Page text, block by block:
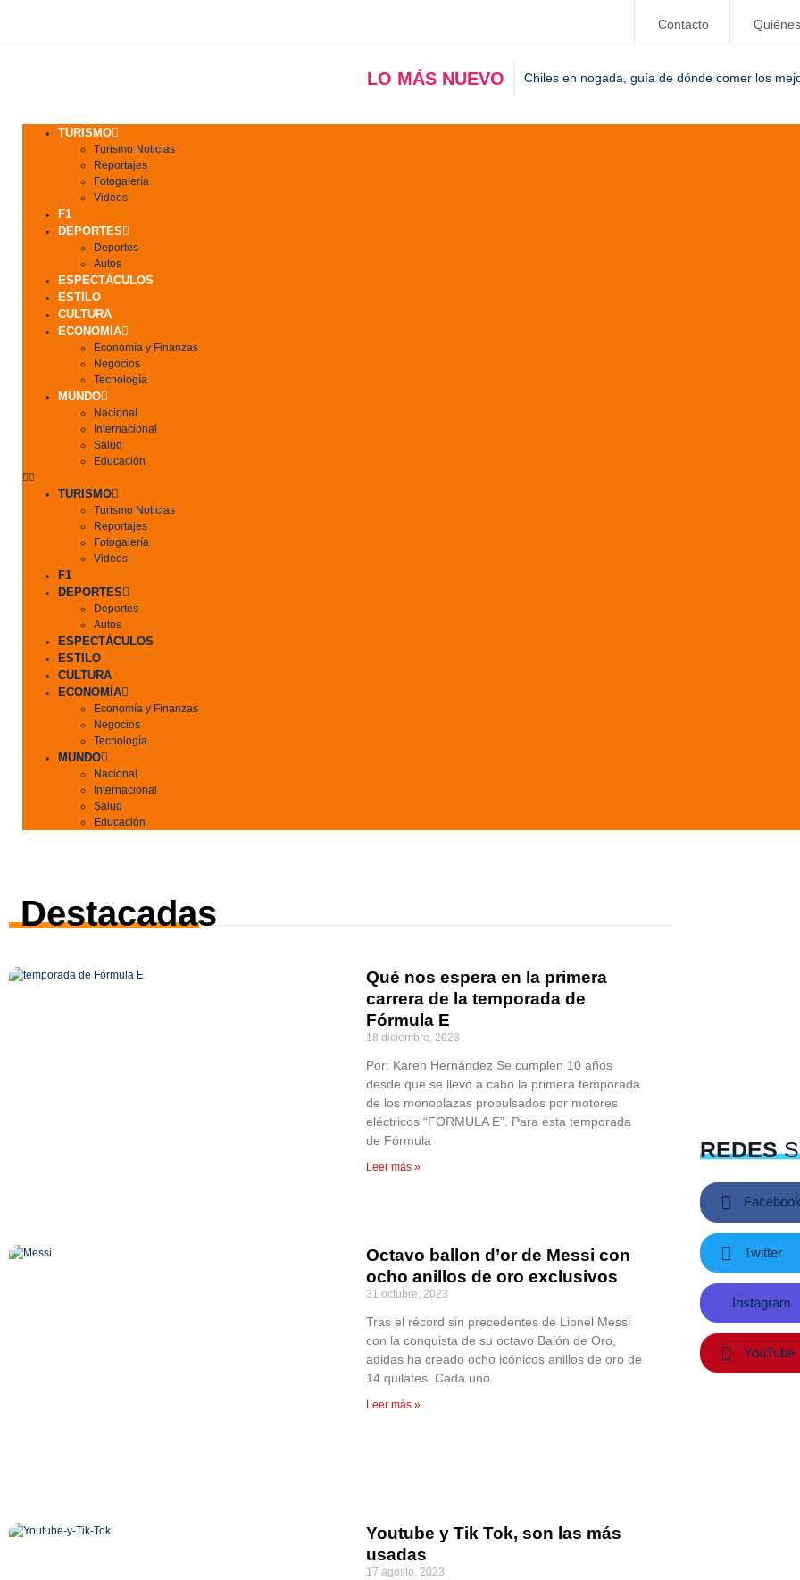
Contacto
LO MÁS NUEVO Chiles en nogada, guía de dónde comer los
TURISMO
Turismo Noticias
Reportajes
Fotogalería
Videos
F1
DEPORTES
Deportes
Autos
ESPECTÁCULOS
ESTILO
CULTURA
ECONOMÍA
Economía y Finanzas
Negocios
Tecnología
MUNDO
Nacional
Internacional
Salud
Educación
TURISMO
Turismo Noticias
Reportajes
Fotogalería
Videos
F1
DEPORTES
Deportes
Autos
ESPECTÁCULOS
ESTILO
CULTURA
ECONOMÍA
Economía y Finanzas
Negocios
Tecnología
MUNDO
Nacional
Internacional
Salud
Educación
Destacadas
Qué nos espera en la primera
carrera de la temporada de
Fórmula E
18 diciembre, 2023
Por: Karen Hernández Se cumplen 10 años
desde que se llevó a cabo la primera temporada
de los monoplazas propulsados por motores
eléctricos “FORMULA E”. Para esta temporada
de Fórmula
Leer más »
Octavo ballon d’or de Messi con
ocho anillos de oro exclusivos
31 octubre, 2023
Tras el récord sin precedentes de Lionel Messi
con la conquista de su octavo Balón de Oro,
adidas ha creado ocho icónicos anillos de oro de
14 quilates. Cada uno
Leer más »
Youtube y Tik Tok, son las más
usadas
17 agosto, 2023
REDES
Twitter
Instagram
YouTube